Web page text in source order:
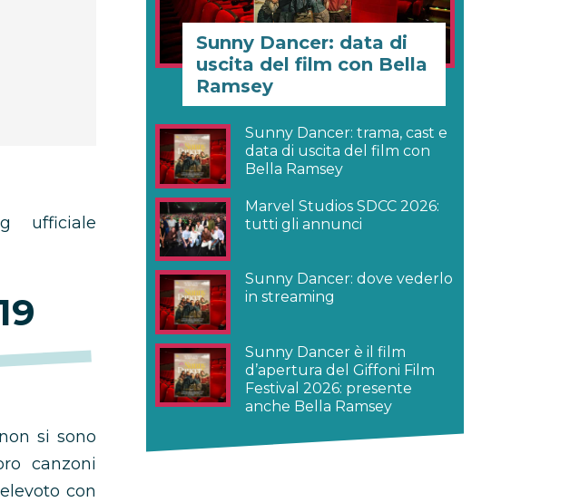
ufficiale
si sono
canzoni
con
Sunny Dancer: data di
uscita del film con Bella
Ramsey
Sunny Dancer: trama, cast e
data di uscita del film con
Bella Ramsey
Marvel Studios SDCC 2026:
tutti gli annunci
Sunny Dancer: dove vederlo
in streaming
Sunny Dancer è il film
d’apertura del Giffoni Film
Festival 2026: presente
anche Bella Ramsey